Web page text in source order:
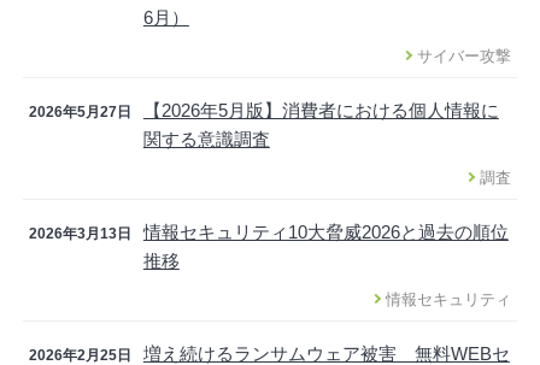
6月）
サイバー攻撃
2026年5月27日
【2026年5月版】消費者における個人情報に
関する意識調査
調査
2026年3月13日
情報セキュリティ10大脅威2026と過去の順位
推移
情報セキュリティ
2026年2月25日
増え続けるランサムウェア被害 無料WEBセ